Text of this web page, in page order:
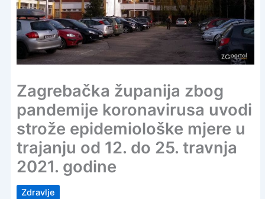
Zagrebačka županija zbog
pandemije koronavirusa uvodi
strože epidemiološke mjere u
trajanju od 12. do 25. travnja
2021. godine
Zdravlje